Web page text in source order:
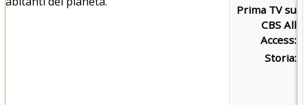
Prima TV su
CBS All
Access:
Storia: